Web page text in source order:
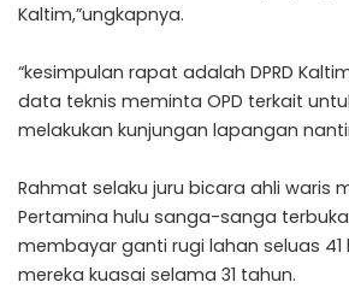
Kaltim,”ungkapnya.
“kesimpulan rapat adalah DPRD
data teknis meminta OPD terkait
melakukan kunjungan lapangan
Rahmat selaku juru bicara ahli waris
Pertamina hulu sanga-sanga
membayar ganti rugi lahan seluas 41
mereka kuasai selama 31 tahun.